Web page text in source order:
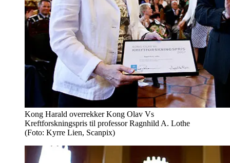
Kong Harald overrekker Kong Olav Vs
Kreftforskningspris til professor Ragnhild A. Lothe
(Foto: Kyrre Lien, Scanpix)